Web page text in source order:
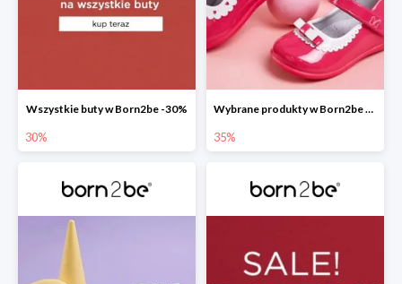
Wszystkie buty w Born2be -30%
30%
Wybrane produkty w Born2be -35%
35%